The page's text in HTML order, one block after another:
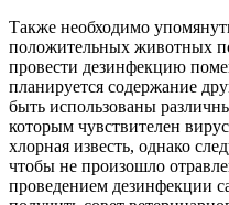
Также необходимо
положительных животных
провести дезинфекцию
планируется содержание
быть использованы
которым чувствителен
хлорная известь, однако
чтобы не произошло
проведением дезинфекции